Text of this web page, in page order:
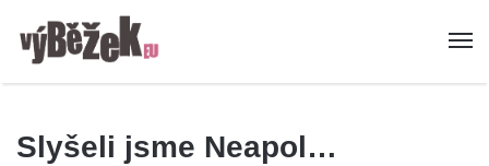
Slyšeli jsme Neapol…